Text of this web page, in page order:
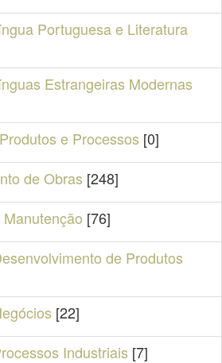
Portuguesa e Literatura
Estrangeiras Modernas
e Processos [0]
de Obras [248]
[76]
de Produtos
[22]
Industriais [7]